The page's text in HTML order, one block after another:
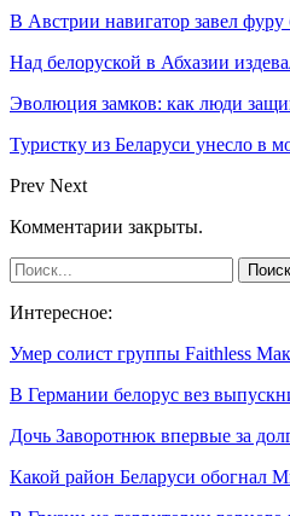
В Австрии навигатор завел фуру
Над белоруской в Абхазии
Эволюция замков: как люди
Туристку из Беларуси унесло в
Prev Next
Комментарии закрыты.
Интересное:
Умер cолист группы Faithless
В Германии белорус вез
Дочь Заворотнюк впервые за
Какой район Беларуси обогнал